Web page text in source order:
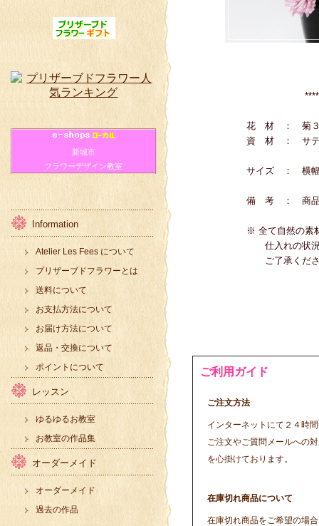
花 材 ： 菊３種、シ
資 材 ： サテン
サイズ ： 横幅最大約２
備 考 ： 商品に花器
※ 全て自然の素材を使用
仕入れの状況によりグ
ご了承ください
ご利用ガイド
ご注文方法
インターネットにて２４時
ご注文やご質問メールへの
を心掛けております。
在庫切れ商品について
在庫切れ商品をご希望の場
新城市
フラワーデザイン教室
Information
Atelier Les Fees について
プリザーブドフラワーとは
送料について
お支払方法について
お届け方法について
返品・交換について
ポイントについて
レッスン
ゆるゆるお教室
お教室の作品集
オーダーメイド
オーダーメイド
過去の作品